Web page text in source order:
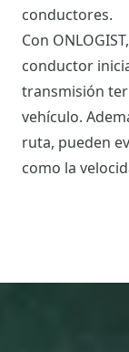
conductores.
Con
conductor
transmisión
vehículo.
ruta, pueden
como la